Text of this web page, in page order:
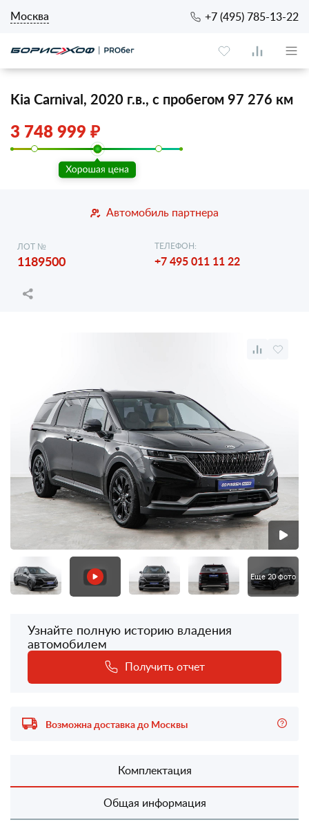
Москва +7 (495) 785-13-22
Kia Carnival, 2020 г.в., с пробегом 97 276 км
3 748 999 ₽
Автомобиль партнера
ЛОТ №
1189500
ТЕЛЕФОН:
+7 495 011 11 22
Еще 20 фото
Узнайте полную историю владения
автомобилем
Получить отчет
Возможна доставка до Москвы
Комплектация
Общая информация